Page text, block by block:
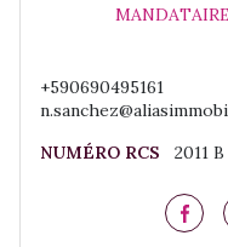
+590690495161
NUMÉRO RCS
2011